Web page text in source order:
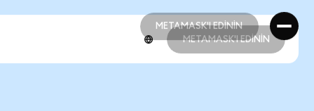
METAMASK'I EDİNİN
METAMASK'I EDİNİN
METAMASK'I EDİNİN